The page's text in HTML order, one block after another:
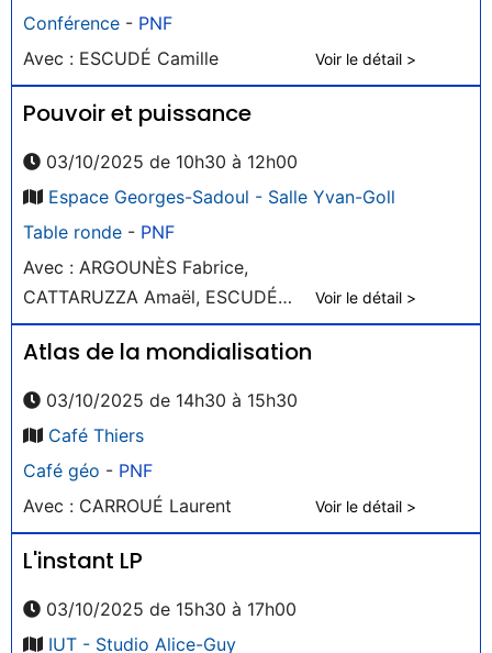
Conférence - PNF
Avec : ESCUDÉ Camille
Voir le détail >
Pouvoir et puissance
03/10/2025 de 10h30 à 12h00
Espace Georges-Sadoul - Salle Yvan-Goll
Table ronde - PNF
Avec : ARGOUNÈS Fabrice,
CATTARUZZA Amaël, ESCUDÉ
Camille
Voir le détail >
Atlas de la mondialisation
03/10/2025 de 14h30 à 15h30
Café Thiers
Café géo - PNF
Avec : CARROUÉ Laurent
Voir le détail >
L'instant LP
03/10/2025 de 15h30 à 17h00
IUT - Studio Alice-Guy